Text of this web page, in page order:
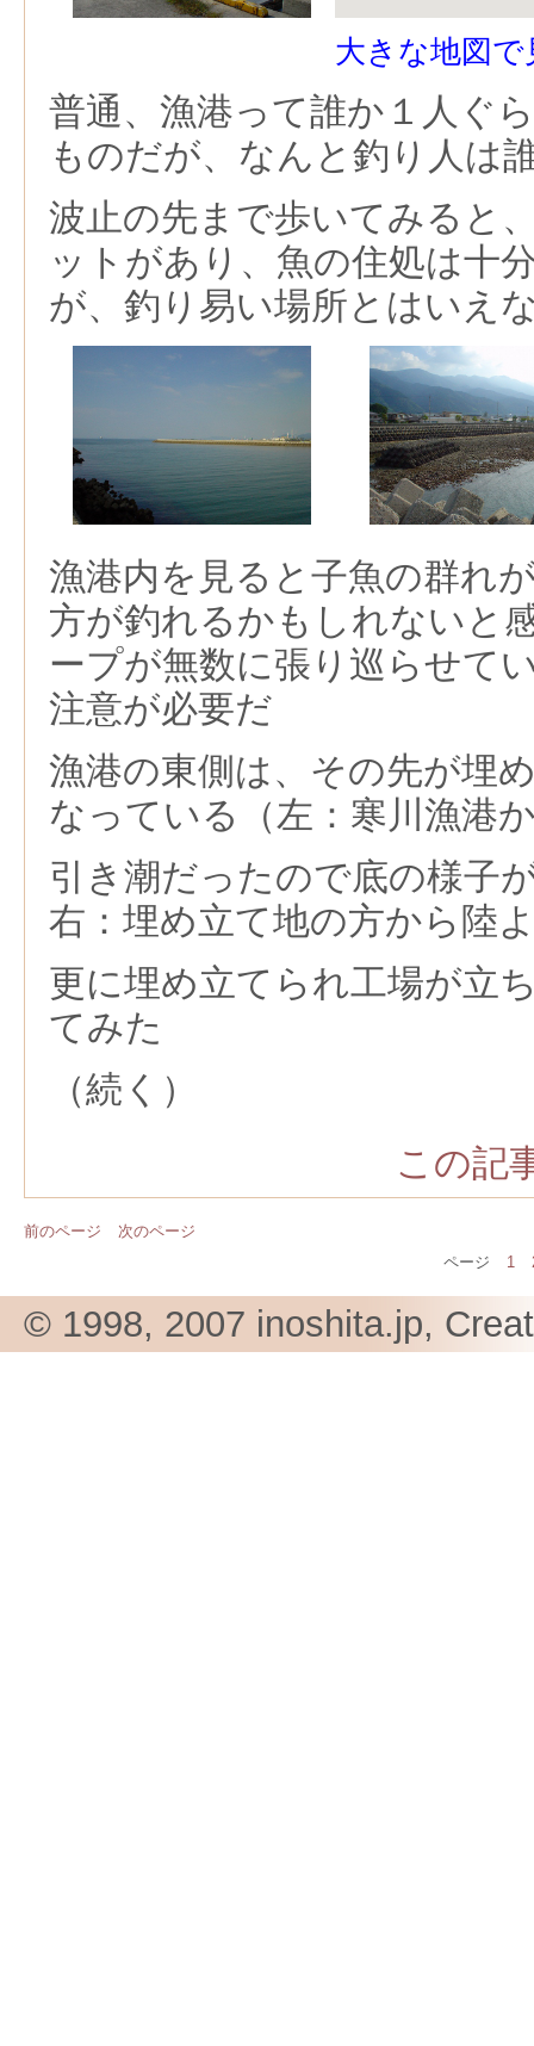
大きな地図で
普通、漁港って誰か１人ぐ
ものだが、なんと釣り人は
波止の先まで歩いてみると
ットがあり、魚の住処は十
が、釣り易い場所とはいえ
漁港内を見ると子魚の群れ
方が釣れるかもしれないと
ープが無数に張り巡らせて
注意が必要だ
漁港の東側は、その先が埋
なっている（左：寒川漁港
引き潮だったので底の様子
右：埋め立て地の方から陸
更に埋め立てられ工場が立
てみた
（続く）
この記
前のページ
次のページ
ページ
1
© 1998, 2007 inoshita.jp,